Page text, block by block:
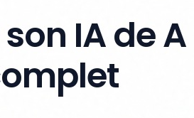
IA de A